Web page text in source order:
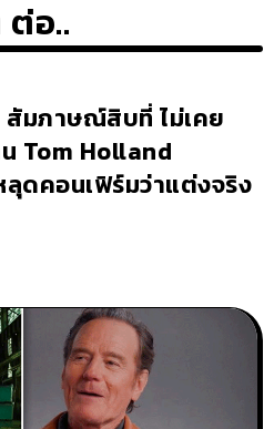
ต่อ..
มภาษณ์สิบที่ ไม่เคย
Tom Holland
ดคอนเฟิร์มว่าแต่งจริง